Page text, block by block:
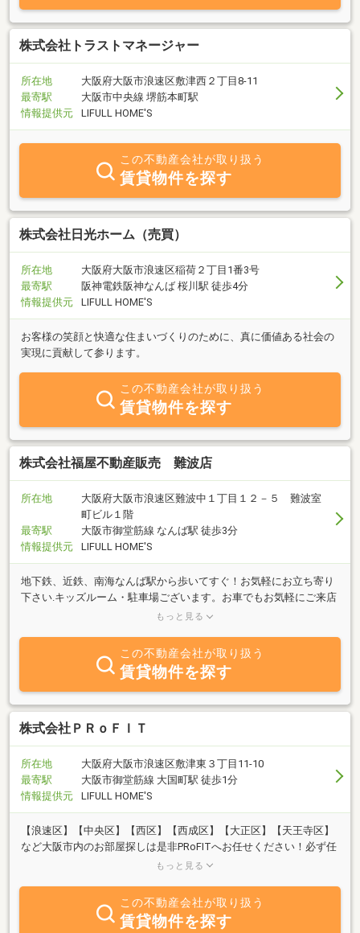
株式会社トラストマネージャー
所在地
大阪府大阪市浪速区敷津西２丁目8-11
最寄駅
大阪市中央線 堺筋本町駅
情報提供元
LIFULL HOME'S
この不動産会社が取り扱う
賃貸物件を探す
株式会社日光ホーム（売買）
所在地
大阪府大阪市浪速区稲荷２丁目1番3号
最寄駅
阪神電鉄阪神なんば 桜川駅 徒歩4分
情報提供元
LIFULL HOME'S
お客様の笑顔と快適な住まいづくりのために、真に価値ある社会の
実現に貢献して参ります。
この不動産会社が取り扱う
賃貸物件を探す
株式会社福屋不動産販売 難波店
所在地
大阪府大阪市浪速区難波中１丁目１２－５ 難波室
町ビル１階
最寄駅
大阪市御堂筋線 なんば駅 徒歩3分
情報提供元
LIFULL HOME'S
地下鉄、近鉄、南海なんば駅から歩いてすぐ！お気軽にお立ち寄り
下さい.キッズルーム・駐車場ございます。お車でもお気軽にご来店
下さい。FUKUYA難波店はお客様のご要望に「熱意と安心」でお応え
もっと見る
この不動産会社が取り扱う
賃貸物件を探す
株式会社ＰＲｏＦＩＴ
所在地
大阪府大阪市浪速区敷津東３丁目11-10
最寄駅
大阪市御堂筋線 大国町駅 徒歩1分
情報提供元
LIFULL HOME'S
【浪速区】【中央区】【西区】【西成区】【大正区】【天王寺区】
など大阪市内のお部屋探しは是非PRoFITへお任せください！必ず任
せてよかったと言っていただけようスタッフ一同努めてまいりま
もっと見る
この不動産会社が取り扱う
賃貸物件を探す